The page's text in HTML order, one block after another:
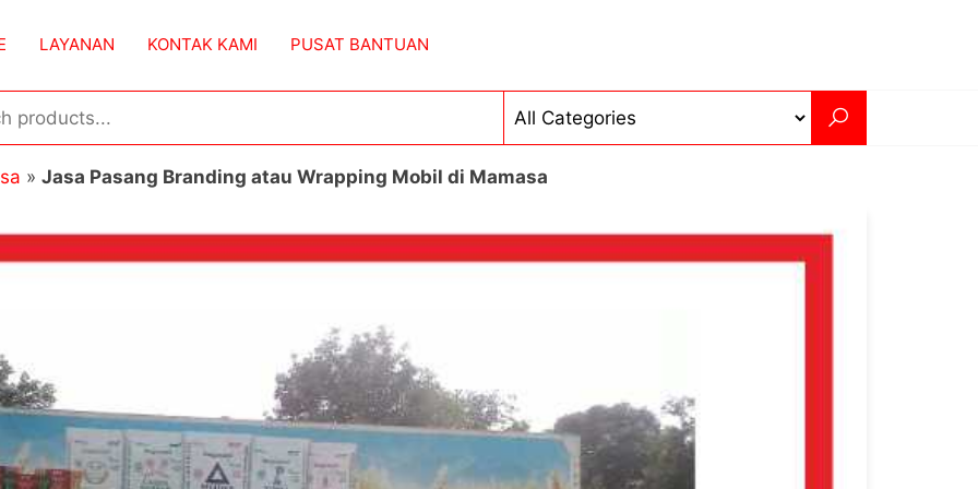
LAYANAN KONTAK KAMI PUSAT BANTUAN
» Jasa Pasang Branding atau Wrapping Mobil di Mamasa